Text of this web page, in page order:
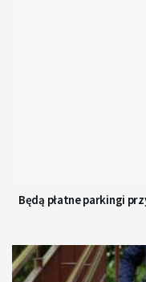
Będą płatne parkingi